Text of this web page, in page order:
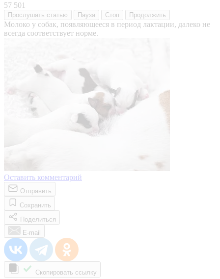
57 501
Прослушать статью Пауза Стоп Продолжить
Молоко у собак, появляющееся в период лактации, далеко не
всегда соответствует норме.
Оставить комментарий
Отправить
Сохранить
Поделиться
E-mail
Скопировать ссылку